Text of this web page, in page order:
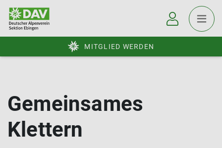
MITGLIED WERDEN
Gemeinsames
Klettern